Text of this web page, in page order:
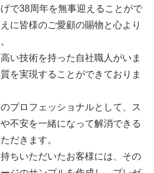
で38周年を無事迎えることがで
に皆様のご愛顧の賜物と心より
い技術を持った自社職人がいま
を実現することができておりま
プロフェッショナルとして、ス
不安を一緒になって解消できる
だきます。
ちいただいたお客様には、その